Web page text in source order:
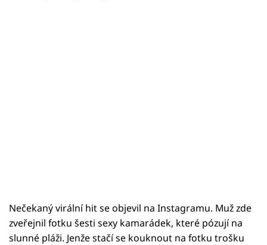
Nečekaný virální hit se objevil na Instagramu. Muž zde
zveřejnil fotku šesti sexy kamarádek, které pózují na
slunné pláži. Jenže stačí se kouknout na fotku trošku